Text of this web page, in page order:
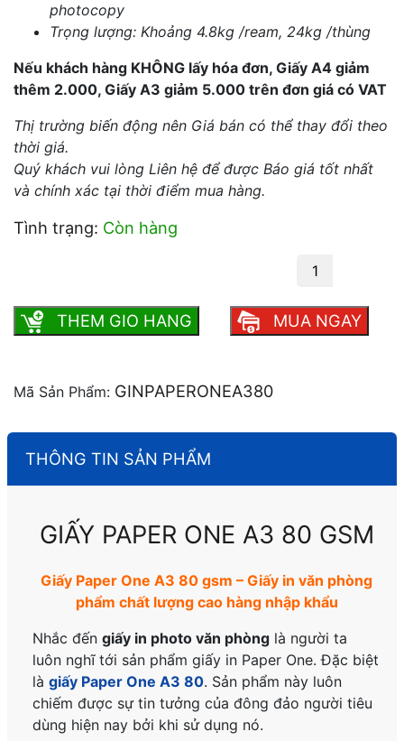
photocopy
Trọng lượng: Khoảng 4.8kg /ream, 24kg /thùng
Nếu khách hàng KHÔNG lấy hóa đơn, Giấy A4 giảm
thêm 2.000, Giấy A3 giảm 5.000 trên đơn giá có VAT
Thị trường biến động nên Giá bán có thể thay đổi theo
thời giá.
Quý khách vui lòng Liên hệ để được Báo giá tốt nhất
và chính xác tại thời điểm mua hàng.
Tình trạng: Còn hàng
THEM GIO HANG MUA NGAY
Mã Sản Phẩm: GINPAPERONEA380
THÔNG TIN SẢN PHẨM
GIẤY PAPER ONE A3 80 GSM
Giấy Paper One A3 80 gsm – Giấy in văn phòng
phẩm chất lượng cao hàng nhập khẩu
Nhắc đếngiấy in photo văn phòng là người ta
luôn nghĩ tới sản phẩm giấy in Paper One. Đặc biệt
làgiấy Paper One A3 80. Sản phẩm này luôn
chiếm được sự tin tưởng của đông đảo người tiêu
dùng hiện nay bởi khi sử dụng nó.